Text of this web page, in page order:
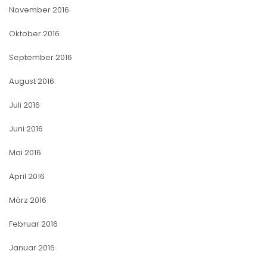
November 2016
Oktober 2016
September 2016
August 2016
Juli 2016
Juni 2016
Mai 2016
April 2016
März 2016
Februar 2016
Januar 2016